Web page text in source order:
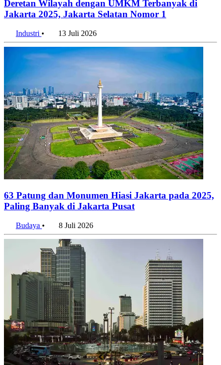
Deretan Wilayah dengan UMKM Terbanyak di
Jakarta 2025, Jakarta Selatan Nomor 1
Industri • 13 Juli 2026
63 Patung dan Monumen Hiasi Jakarta pada 2025,
Paling Banyak di Jakarta Pusat
Budaya • 8 Juli 2026